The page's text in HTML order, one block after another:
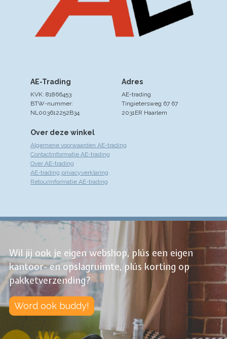
Over deze winkel
Algemene voorwaarden AE-trading
Contactinformatie AE-trading
Over AE-trading
AE-trading privacyverklaring
Retourinformatie AE-trading
Adres
AE-trading
Tingietersweg 67 67
2031ER Haarlem
AE-Trading
KVK: 81866453
BTW-nummer:
NL003612252B34
Wil jij ook je eigen webshop, plús een eigen
kantoor- en opslagruimte, plús korting op
pakketverzending?
Word ook buddy!